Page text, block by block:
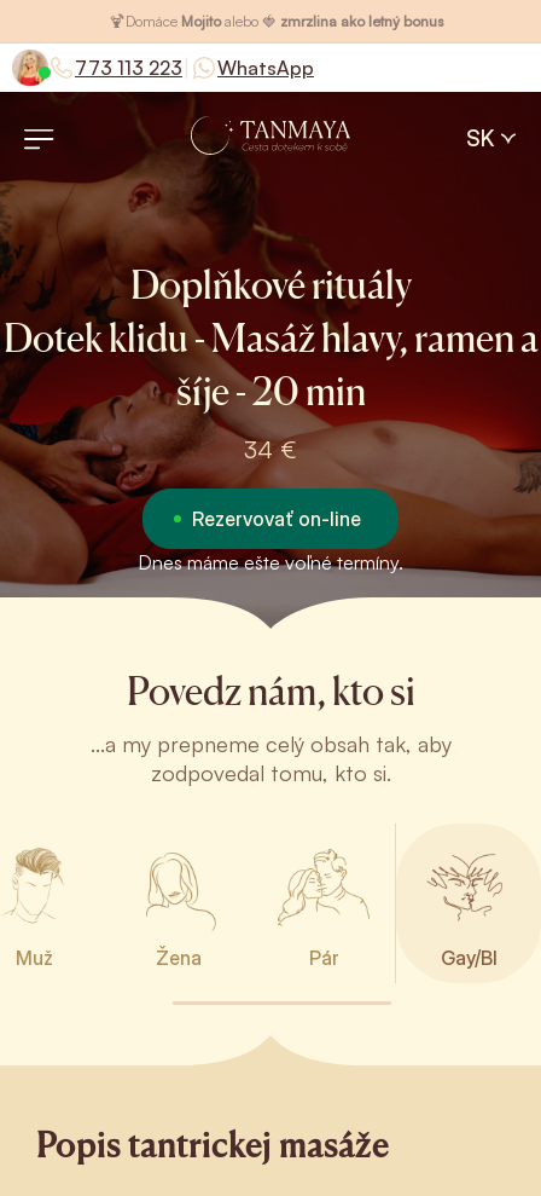
🍹Domáce Mojitoalebo 🍓 zmrzlina ako letný bonus
773 113 223 WhatsApp
SK
Doplňkové rituály
Dotek klidu - Masáž hlavy, ramen a
šíje - 20 min
34 €
Rezervovať on-line
Dnes máme ešte voľné termíny.
Povedz nám, kto si
...a my prepneme celý obsah tak, aby
zodpovedal tomu, kto si.
Muž Žena Pár Gay/BI
Popis tantrickej masáže